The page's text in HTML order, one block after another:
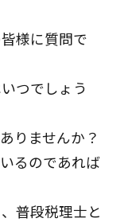
様に質問で
つでしょう
りませんか？
るのであれば
普段税理士と